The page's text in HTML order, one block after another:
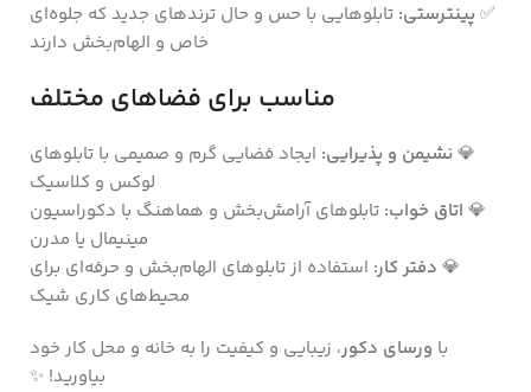
✅ پینترستی: تابلوهایی با حس و حال ترندهای جدید که جلوه‌ای
خاص و الهام‌بخش دارند
مناسب برای فضاهای مختلف
💎 نشیمن و پذیرایی: ایجاد فضایی گرم و صمیمی با تابلوهای
لوکس و کلاسیک
💎 اتاق خواب: تابلوهای آرامش‌بخش و هماهنگ با دکوراسیون
مینیمال یا مدرن
💎 دفتر کار: استفاده از تابلوهای الهام‌بخش و حرفه‌ای برای
محیط‌های کاری شیک
با ورسای دکور، زیبایی و کیفیت را به خانه و محل کار خود
بیاورید! ✨